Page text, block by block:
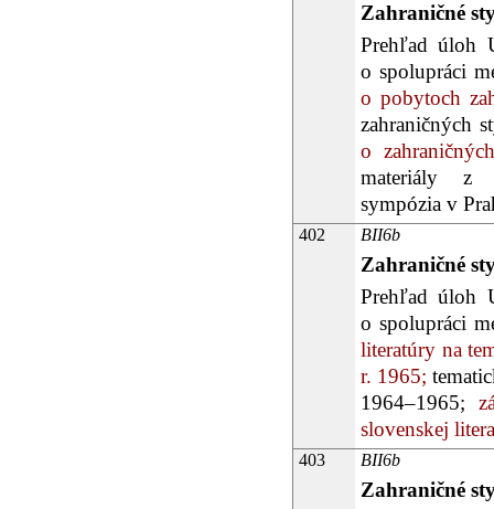
Zahraničné
Prehľad úloh
o spolupráci
o pobytoch
zahraničných
o
materiály z
sympózia v
402 BII6b
Zahraničné
Prehľad úloh
o spolupráci
literatúry na
r. 1965;
1964–1965;
slovenskej
403 BII6b
Zahraničné